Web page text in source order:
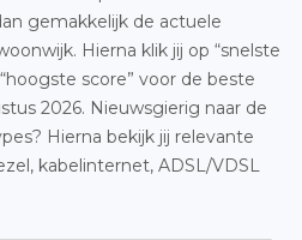
gemakkelijk de actuele
Hierna klik jij op “snelste
score” voor de beste
2026. Nieuwsgierig naar de
Hierna bekijk jij relevante
kabelinternet, ADSL/VDSL